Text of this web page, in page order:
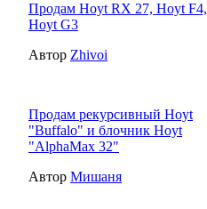
Продам Hoyt RX 27, Hoyt F4,
Hoyt G3
Автор Zhivoi
Продам рекурсивный Hoyt
"Buffalo" и блочник Hoyt
"AlphaMax 32"
Автор Мишаня